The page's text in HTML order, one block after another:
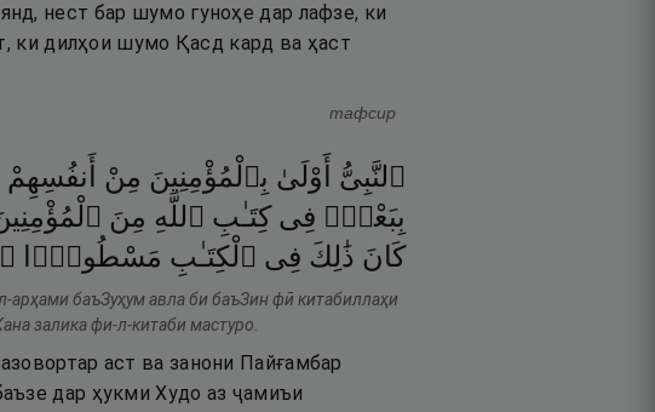
нест бар шумо гуноҳе дар лафзе, ки
ки дилҳои шумо Қасд кард ва ҳаст
тафсир
ٱلنَّبِىُّ أَوْلَىٰ بِٱلْمُؤْمِنِينَ مِنْ
بِبَعْضٍۢ فِى كِتَـٰبِ ٱللَّهِ مِنَ
كَانَ ذَٰلِكَ فِى ٱلْكِتَـٰبِ مَسْطُورًۭا ۝
баъЗуҳум авла би баъЗин фӣ китабиллаҳи
залика фи-л-китаби мастуро.
аст ва занони Пайғамбар
дар ҳукми Худо аз ҷамиъи